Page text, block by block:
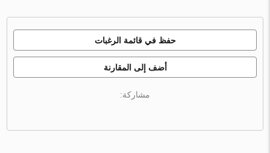
حفظ في قائمة الرغبات
أضف إلى المقارنة
مشاركة: